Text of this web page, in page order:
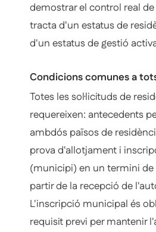
demostrar el control real
tracta d'un estatus de
d'un estatus de gestió
Condicions comunes a
Totes les sol·licituds de
requereixen: antecedents
ambdós països de
prova d'allotjament i
(municipi) en un termini de
partir de la recepció de
L'inscripció municipal és
requisit previ per mantenir